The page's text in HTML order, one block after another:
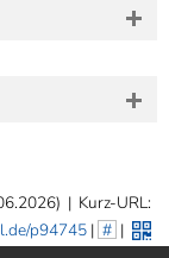
| Kurz-URL:
p94745| # |